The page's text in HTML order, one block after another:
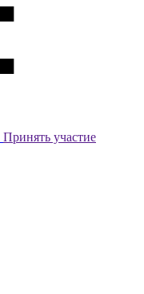
Принять участие